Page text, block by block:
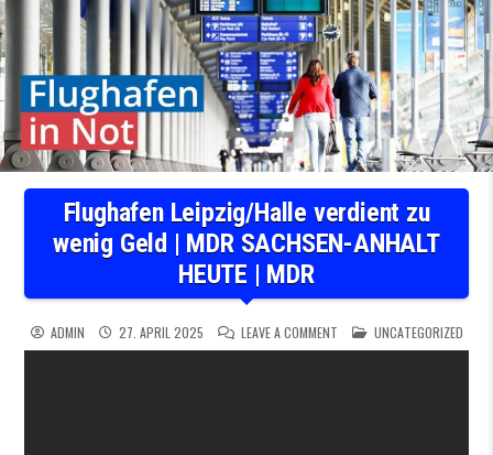
Flughafen Leipzig/Halle verdient zu
wenig Geld | MDR SACHSEN-ANHALT
HEUTE | MDR
ADMIN 27. APRIL 2025 LEAVE A COMMENTON FLUGHAFEN LEIPZIG/
POSTED IN
UNCATEGORIZED